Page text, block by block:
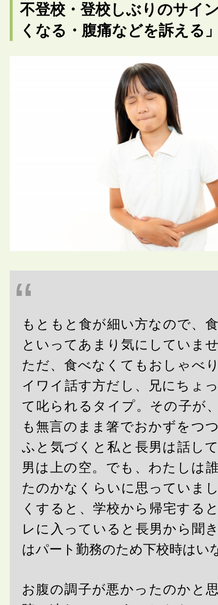
不登校・登校しぶりのサイ
くなる・腹痛などを訴える
もともと食が細い方なので、
といってあまり気にしていま
ただ、食べなくてもおしゃべ
イワイ話す方だし、兄にちょ
て叱られるタイプ。その子が
も無言のまま箸でおかずをつ
ふと気づくと私と長男は話し
男は上の空。でも、わたしは
たのかなくらいに思っていま
くすると、学校から帰宅する
レに入っていると長男から聞
はパート勤務のため下校時はい
お腹の調子が悪かったのかと